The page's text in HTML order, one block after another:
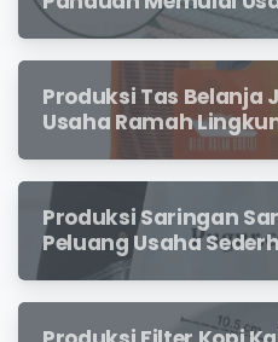
Menjanjikan untuk
Produksi Tas Belanja
Usaha Ramah
Produksi Saringan
Peluang Usaha
Permintaan yang